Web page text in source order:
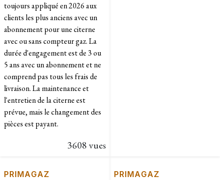
toujours appliqué en 2026 aux
clients les plus anciens avec un
abonnement pour une citerne
avec ou sans compteur gaz. La
durée d'engagement est de 3 ou
5 ans avec un abonnement et ne
comprend pas tous les frais de
livraison. La maintenance et
l'entretien de la citerne est
prévue, mais le changement des
pièces est payant.
3608 vues
PRIMAGAZ PRIMAGAZ